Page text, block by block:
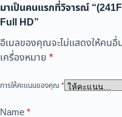
มาเป็นคนแรกที่วิจารณ์
Full HD”
อีเมลของคุณจะไม่แสดงให้คนอื่
เครื่องหมาย *
การให้คะแนนของคุณ *
Name*